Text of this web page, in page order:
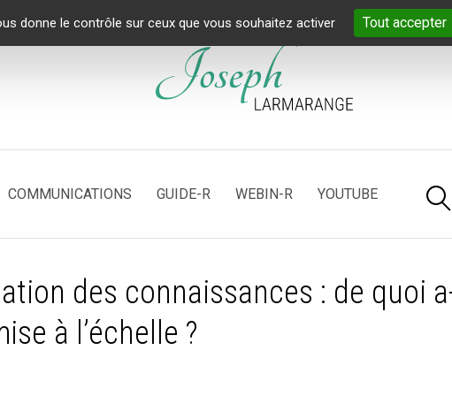
donne le contrôle sur ceux que vous souhaitez activer Tout accepter
COMMUNICATIONS GUIDE-R WEBIN-R YOUTUBE
des connaissances : de quoi
à l’échelle ?